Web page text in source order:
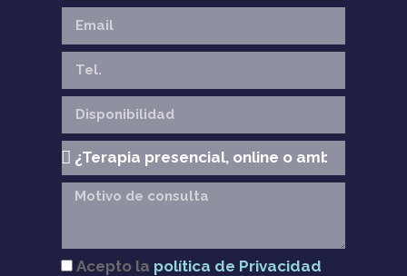
Acepto la política de Privacidad